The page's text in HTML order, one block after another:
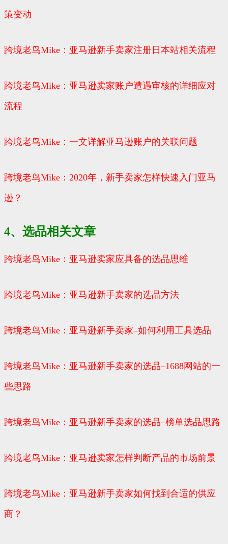
策变动
跨境老鸟Mike：亚马逊新手卖家注册日本站相关流程
跨境老鸟Mike：亚马逊卖家账户遭遇审核的详细应对
流程
跨境老鸟Mike：一文详解亚马逊账户的关联问题
跨境老鸟Mike：2020年，新手卖家怎样快速入门亚马
逊？
4、选品相关文章
跨境老鸟Mike：亚马逊卖家应具备的选品思维
跨境老鸟Mike：亚马逊新手卖家的选品方法
跨境老鸟Mike：亚马逊新手卖家–如何利用工具选品
跨境老鸟Mike：亚马逊新手卖家的选品–1688网站的一
些思路
跨境老鸟Mike：亚马逊新手卖家的选品–榜单选品思路
跨境老鸟Mike：亚马逊卖家怎样判断产品的市场前景
跨境老鸟Mike：亚马逊新手卖家如何找到合适的供应
商？